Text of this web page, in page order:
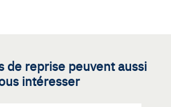
de reprise peuvent aussi
intéresser